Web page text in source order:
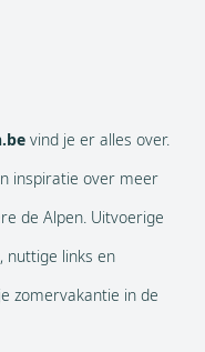
vind je er alles over.
inspiratie over meer
de Alpen. Uitvoerige
nuttige links en
zomervakantie in de